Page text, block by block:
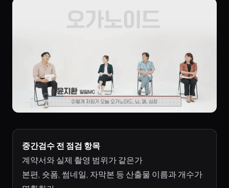
중간검수 전 점검 항목
계약서와 실제 촬영 범위가 같은가
본편, 숏폼, 썸네일, 자막본 등 산출물 이름과 개수가